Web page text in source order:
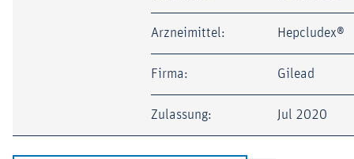
Arzneimittel: Hepcludex®
Firma: Gilead
Zulassung: Jul 2020